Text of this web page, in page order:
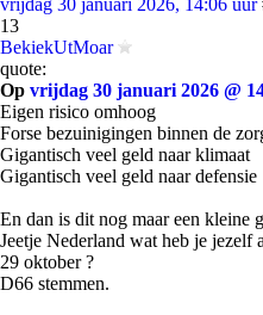
vrijdag 30 januari 2026, 14:06 uur
13
BekiekUtMoar
quote:
Op vrijdag 30 januari 2026 @
Eigen risico omhoog
Forse bezuinigingen binnen de
Gigantisch veel geld naar klimaat
Gigantisch veel geld naar defensie
En dan is dit nog maar een kleine
Jeetje Nederland wat heb je jezelf
29 oktober ?
D66 stemmen.